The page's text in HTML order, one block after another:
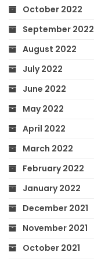
October 2022
September 2022
August 2022
July 2022
June 2022
May 2022
April 2022
March 2022
February 2022
January 2022
December 2021
November 2021
October 2021